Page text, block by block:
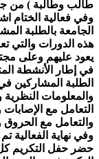
طالب وطالبة ) من
وفي فعالية الختام
الجامعة بالطلبة
هذه الدورات والتي
يعود عليهم وعلى
في إطار الأنشطة
الطلبة المشاركين
والمعلومات النظرية
التعامل مع
والتعامل مع
وفي نهاية الفعالية
حضر حفل التكريم